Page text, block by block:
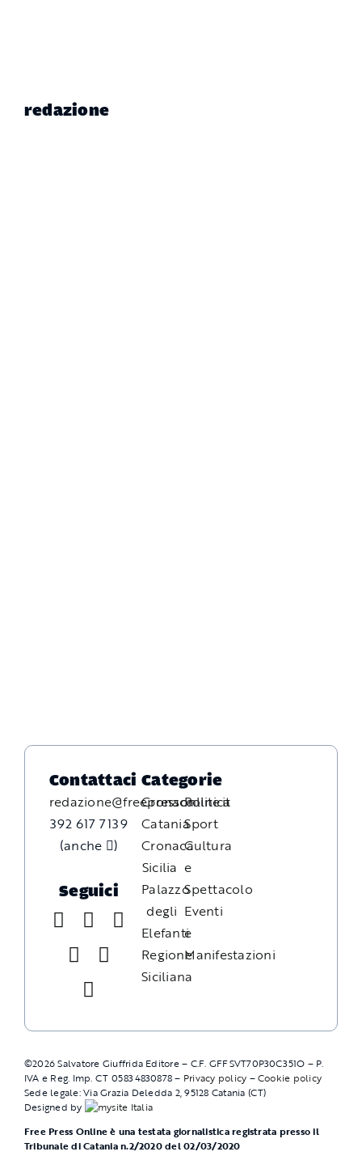
redazione
Contattaci
redazione@freepressonline.it
392 617 7139
(anche
)
Seguici
Categorie
Cronaca
Catania
Cronaca
Sicilia
Palazzo
degli
Elefanti
Regione
Siciliana
Politica
Sport
Cultura
e
Spettacolo
Eventi
e
Manifestazioni
©2026Salvatore Giuffrida Editore – C.F. GFFSVT70P30C351O – P.
IVA e Reg. Imp. CT 05834830878 – Privacy policy –Cookie policy
Sede legale: Via Grazia Deledda 2, 95128 Catania (CT)
Designed by
Free Press Online è una testata giornalistica registrata presso il
Tribunale di Catania n.2/2020 del 02/03/2020